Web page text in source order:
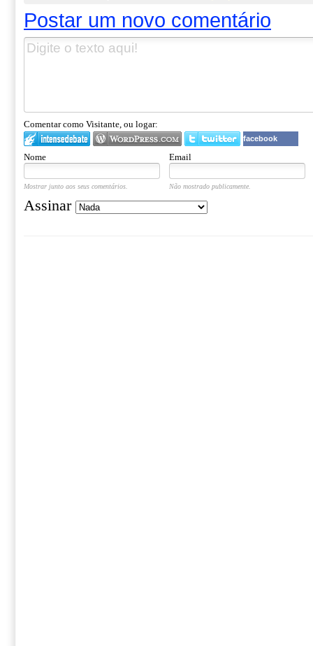
Postar um novo comentário
Comentar como Visitante, ou logar:
facebook
Nome Email
Mostrar junto aos seus comentários. Não mostrado publicamente.
Assinar